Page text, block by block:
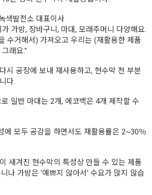
색발전소 대표이사
가방, 장바구니, 마대, 모래주머니 다양해요.
수거해서) 가져오고 우리는 (재활용한 제품
래요."
시 공장에 보내 재사용하고, 현수막 천 부분
다.
일반 마대는 2개, 에코백은 4개 제작할 수
에 모두 공감을 하면서도 재활용률은 2~30％
새겨진 현수막의 특성상 만들 수 있는 제품
나 가방은 '예쁘지 않아서' 수요가 많지 않습